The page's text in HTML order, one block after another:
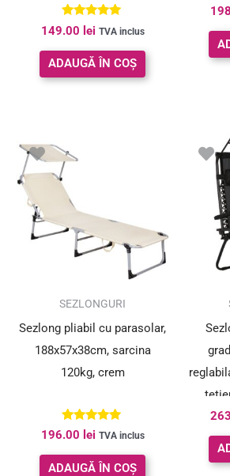
Evaluat la
5.00
din 5
149.00 lei TVA inclus
ADAUGĂ ÎN COȘ
SEZLONGURI
Sezlong pliabil cu parasolar,
188x57x38cm, sarcina
120kg, crem
Evaluat la
4.80
din 5
196.00 lei TVA inclus
ADAUGĂ ÎN COȘ